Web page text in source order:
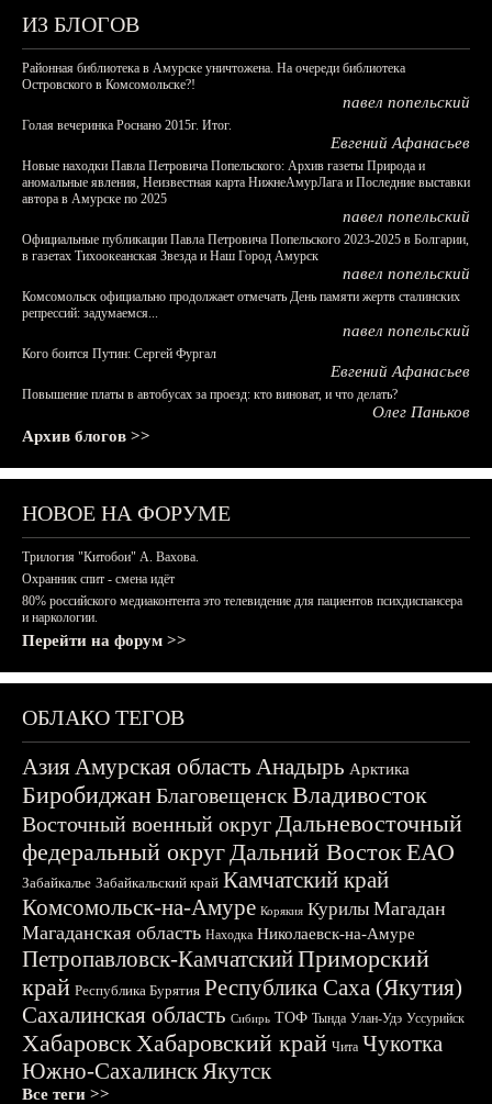
ИЗ БЛОГОВ
Районная библиотека в Амурске уничтожена. На очереди библиотека
Островского в Комсомольске?!
павел попельский
Голая вечеринка Роснано 2015г. Итог.
Евгений Афанасьев
Новые находки Павла Петровича Попельского: Архив газеты Природа и
аномальные явления, Неизвестная карта НижнеАмурЛага и Последние выставки
автора в Амурске по 2025
павел попельский
Официальные публикации Павла Петровича Попельского 2023-2025 в Болгарии,
в газетах Тихоокеанская Звезда и Наш Город Амурск
павел попельский
Комсомольск официально продолжает отмечать День памяти жертв сталинских
репрессий: задумаемся...
павел попельский
Кого боится Путин: Сергей Фургал
Евгений Афанасьев
Повышение платы в автобусах за проезд: кто виноват, и что делать?
Олег Паньков
Архив блогов >>
НОВОЕ НА ФОРУМЕ
Трилогия "Китобои" А. Вахова.
Охранник спит - смена идёт
80% российского медиаконтента это телевидение для пациентов психдиспансера
и наркологии.
Перейти на форум >>
ОБЛАКО ТЕГОВ
АзияАмурская область Анадырь Арктика
БиробиджанБлаговещенскВладивосток
Восточный военный округДальневосточный
федеральный округДальний ВостокЕАО
Забайкалье Забайкальский край Камчатский край
Комсомольск-на-Амуре Корякия Курилы Магадан
Магаданская область Находка Николаевск-на-Амуре
Петропавловск-КамчатскийПриморский
край Республика Бурятия Республика Саха (Якутия)
Сахалинская область Сибирь ТОФ Тында Улан-Удэ Уссурийск
ХабаровскХабаровский край Чита Чукотка
Южно-СахалинскЯкутск
Все теги >>